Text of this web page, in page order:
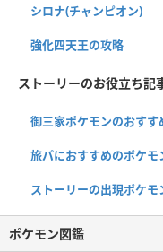
シロナ(チャンピオン)
強化四天王の攻略
ストーリーのお役立ち記
御三家ポケモンのおすす
旅パにおすすめのポケモ
ストーリーの出現ポケモ
ポケモン図鑑